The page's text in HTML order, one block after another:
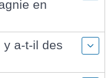
en
y a-t-il des